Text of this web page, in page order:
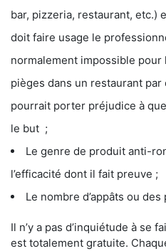
bar, pizzeria, restaurant, etc.)
doit faire usage le
normalement impossible
pièges dans un restaurant
pourrait porter préjudice à
le but ;
Le genre de produit anti-
l’efficacité dont il fait preuve ;
Le nombre d’appâts ou
Il n’y a pas d’inquiétude à se
est totalement gratuite.